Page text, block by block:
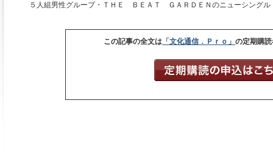
５人組男性グループ・ＴＨＥ ＢＥＡＴ ＧＡＲＤＥＮのニューシングル
この記事の全文は 「文化通信．Ｐｒｏ」の定期購